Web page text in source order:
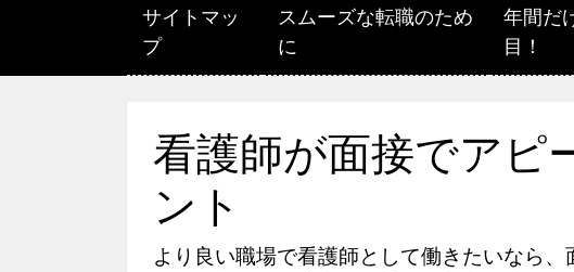
サイトマッ
プ
スムーズな転職のため
に
年間だ
目！
看護師が面接でアピ
ント
より良い職場で看護師として働きたいなら